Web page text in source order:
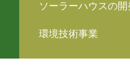
ソーラーハウスの開
環境技術事業